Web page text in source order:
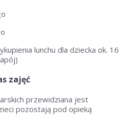
lunchu dla dziecka ok. 16
zajęć
przewidziana jest
pozostają pod opieką